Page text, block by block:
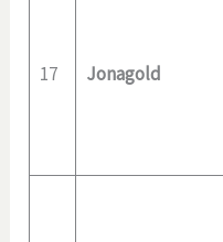
17 Jonagold